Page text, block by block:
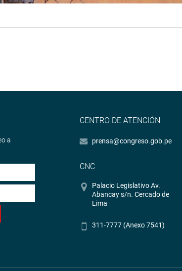
a
CENTRO DE ATENCIÓN
prensa@congreso.gob.pe
CNC
Palacio Legislativo Av.
Abancay s/n. Cercado de
Lima
311-7777 (Anexo 7541)